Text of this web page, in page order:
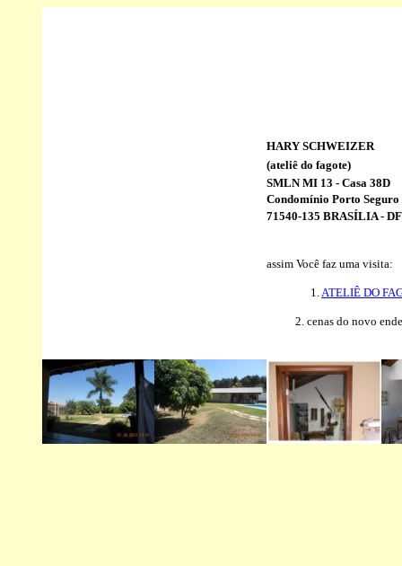
HARY SCHWEIZER
(ateliê do fagote)
SMLN MI 13 - Casa 38D
Condomínio Porto Seguro
71540-135 BRASÍLIA - DF
assim Você faz uma visita:
1.ATELIÊ DO
2. cenas do novo